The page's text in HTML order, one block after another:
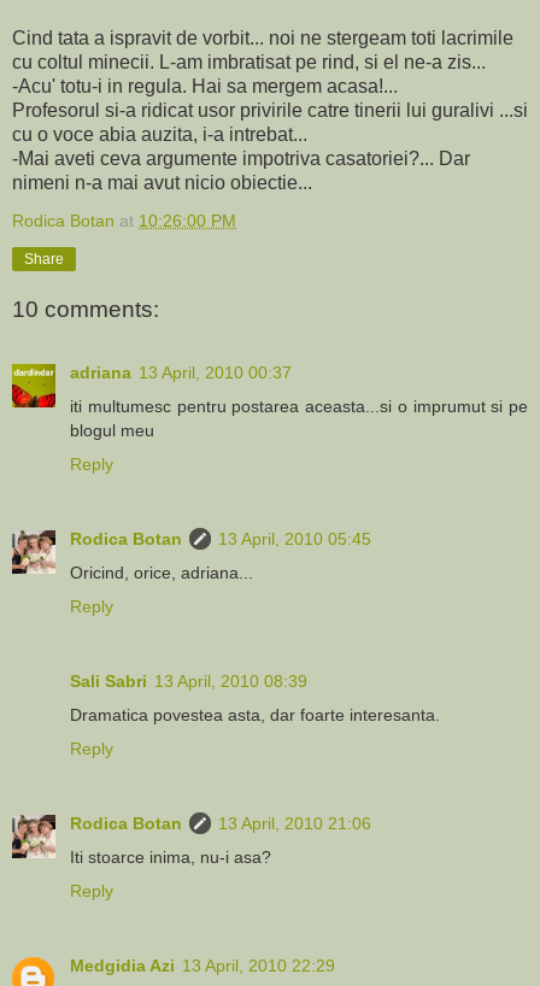
Cind tata a ispravit de vorbit... noi ne stergeam toti lacrimile
cu coltul minecii. L-am imbratisat pe rind, si el ne-a zis...
-Acu' totu-i in regula. Hai sa mergem acasa!...
Profesorul si-a ridicat usor privirile catre tinerii lui guralivi ...si
cu o voce abia auzita, i-a intrebat...
-Mai aveti ceva argumente impotriva casatoriei?... Dar
nimeni n-a mai avut nicio obiectie...
Rodica Botan at 10:26:00 PM
Share
10 comments:
adriana 13 April, 2010 00:37
iti multumesc pentru postarea aceasta...si o imprumut si pe
blogul meu
Reply
Rodica Botan
13 April, 2010 05:45
Oricind, orice, adriana...
Reply
Sali Sabri 13 April, 2010 08:39
Dramatica povestea asta, dar foarte interesanta.
Reply
Rodica Botan
13 April, 2010 21:06
Iti stoarce inima, nu-i asa?
Reply
Medgidia Azi 13 April, 2010 22:29